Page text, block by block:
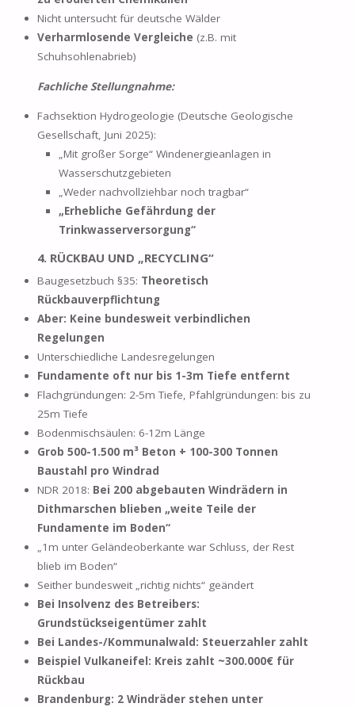
Nicht untersucht für deutsche Wälder
Verharmlosende Vergleiche (z.B. mit
Schuhsohlenabrieb)
Fachliche Stellungnahme:
Fachsektion Hydrogeologie (Deutsche Geologische
Gesellschaft, Juni 2025):
„Mit großer Sorge“ Windenergieanlagen in
Wasserschutzgebieten
„Weder nachvollziehbar noch tragbar“
„Erhebliche Gefährdung der
Trinkwasserversorgung“
4. RÜCKBAU UND „RECYCLING“
Baugesetzbuch §35: Theoretisch
Rückbauverpflichtung
Aber: Keine bundesweit verbindlichen
Regelungen
Unterschiedliche Landesregelungen
Fundamente oft nur bis 1-3m Tiefe entfernt
Flachgründungen: 2-5m Tiefe, Pfahlgründungen: bis zu
25m Tiefe
Bodenmischsäulen: 6-12m Länge
Grob 500-1.500 m³ Beton + 100-300 Tonnen
Baustahl pro Windrad
NDR 2018: Bei 200 abgebauten Windrädern in
Dithmarschen blieben „weite Teile der
Fundamente im Boden“
„1m unter Geländeoberkante war Schluss, der Rest
blieb im Boden“
Seither bundesweit „richtig nichts“ geändert
Bei Insolvenz des Betreibers:
Grundstückseigentümer zahlt
Bei Landes-/Kommunalwald: Steuerzahler zahlt
Beispiel Vulkaneifel: Kreis zahlt ~300.000€ für
Rückbau
Brandenburg: 2 Windräder stehen unter